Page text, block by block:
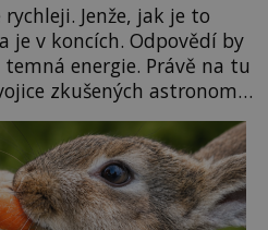
Jenže, jak je to
je v koncích. Odpovědí by
energie. Právě na tu
zkušených astronomů.
mnohem
rekordní kometu!
a Gary Bernstein
archivní snímky v rámci
[…]